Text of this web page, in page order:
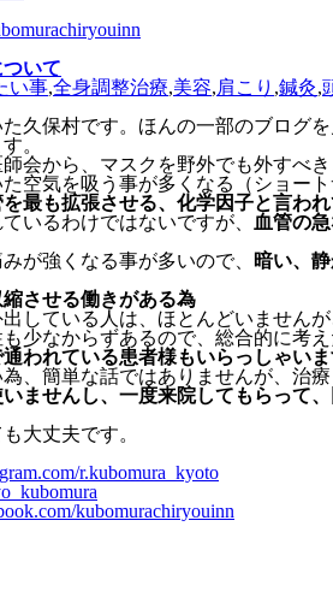
いて
い事,全身調整治療,美容,肩こり ,鍼灸,
久保村です。ほんの一部のブログ
。
会から、マスクを野外でも外すべ
空気を吸う事が多くなる（ショー
最も拡張させる、化学因子と言われ
いるわけではないですが、
血管の
が強くなる事が多いので、
暗い、
させる働きがある為
している人は、ほとんどいません
少なからずあるので、総合的に考
われている患者様もいらっしゃいま
、簡単な話ではありませんが、治
ませんし、一度来院してもらって
大丈夫です。
r.kubomura_kyoto
kubomurachiryouinn